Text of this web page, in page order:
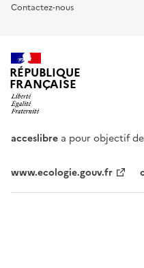
Contactez-nous
RÉPUBLIQUE
FRANÇAISE
acceslibre a pour objectif
www.ecologie.gouv.fr